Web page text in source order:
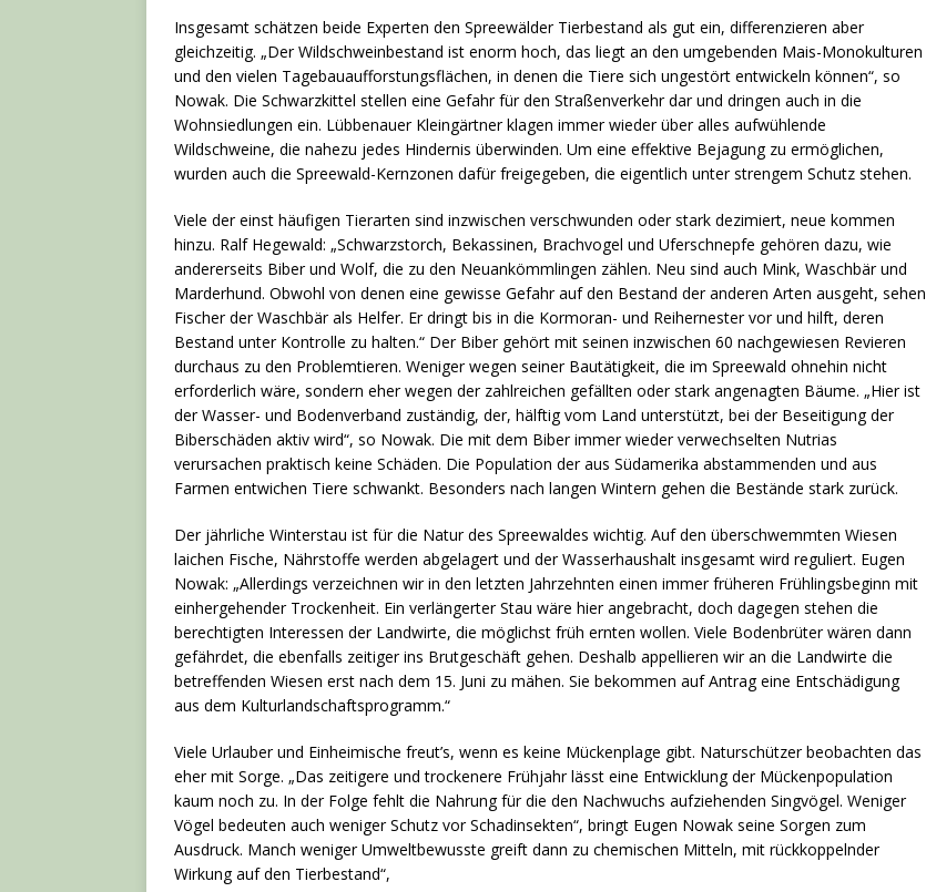
Insgesamt schätzen beide Experten den Spreewälder Tierbestand als gut ein, differenzieren aber
gleichzeitig. „Der Wildschweinbestand ist enorm hoch, das liegt an den umgebenden Mais-Monokulturen
und den vielen Tagebauaufforstungsflächen, in denen die Tiere sich ungestört entwickeln können“, so
Nowak. Die Schwarzkittel stellen eine Gefahr für den Straßenverkehr dar und dringen auch in die
Wohnsiedlungen ein. Lübbenauer Kleingärtner klagen immer wieder über alles aufwühlende
Wildschweine, die nahezu jedes Hindernis überwinden. Um eine effektive Bejagung zu ermöglichen,
wurden auch die Spreewald-Kernzonen dafür freigegeben, die eigentlich unter strengem Schutz stehen.
Viele der einst häufigen Tierarten sind inzwischen verschwunden oder stark dezimiert, neue kommen
hinzu. Ralf Hegewald: „Schwarzstorch, Bekassinen, Brachvogel und Uferschnepfe gehören dazu, wie
andererseits Biber und Wolf, die zu den Neuankömmlingen zählen. Neu sind auch Mink, Waschbär und
Marderhund. Obwohl von denen eine gewisse Gefahr auf den Bestand der anderen Arten ausgeht, sehen
Fischer der Waschbär als Helfer. Er dringt bis in die Kormoran- und Reihernester vor und hilft, deren
Bestand unter Kontrolle zu halten.“ Der Biber gehört mit seinen inzwischen 60 nachgewiesen Revieren
durchaus zu den Problemtieren. Weniger wegen seiner Bautätigkeit, die im Spreewald ohnehin nicht
erforderlich wäre, sondern eher wegen der zahlreichen gefällten oder stark angenagten Bäume. „Hier ist
der Wasser- und Bodenverband zuständig, der, hälftig vom Land unterstützt, bei der Beseitigung der
Biberschäden aktiv wird“, so Nowak. Die mit dem Biber immer wieder verwechselten Nutrias
verursachen praktisch keine Schäden. Die Population der aus Südamerika abstammenden und aus
Farmen entwichen Tiere schwankt. Besonders nach langen Wintern gehen die Bestände stark zurück.
Der jährliche Winterstau ist für die Natur des Spreewaldes wichtig. Auf den überschwemmten Wiesen
laichen Fische, Nährstoffe werden abgelagert und der Wasserhaushalt insgesamt wird reguliert. Eugen
Nowak: „Allerdings verzeichnen wir in den letzten Jahrzehnten einen immer früheren Frühlingsbeginn mit
einhergehender Trockenheit. Ein verlängerter Stau wäre hier angebracht, doch dagegen stehen die
berechtigten Interessen der Landwirte, die möglichst früh ernten wollen. Viele Bodenbrüter wären dann
gefährdet, die ebenfalls zeitiger ins Brutgeschäft gehen. Deshalb appellieren wir an die Landwirte die
betreffenden Wiesen erst nach dem 15. Juni zu mähen. Sie bekommen auf Antrag eine Entschädigung
aus dem Kulturlandschaftsprogramm.“
Viele Urlauber und Einheimische freut’s, wenn es keine Mückenplage gibt. Naturschützer beobachten das
eher mit Sorge. „Das zeitigere und trockenere Frühjahr lässt eine Entwicklung der Mückenpopulation
kaum noch zu. In der Folge fehlt die Nahrung für die den Nachwuchs aufziehenden Singvögel. Weniger
Vögel bedeuten auch weniger Schutz vor Schadinsekten“, bringt Eugen Nowak seine Sorgen zum
Ausdruck. Manch weniger Umweltbewusste greift dann zu chemischen Mitteln, mit rückkoppelnder
Wirkung auf den Tierbestand“,